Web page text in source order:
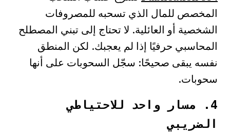
المخصص للمال الذي تسحبه للمصروفات
الشخصية أو العائلية. لا تحتاج إلى تبني المصطلح
المحاسبي حرفيًا إذا لم يعجبك. لكن المنطق
نفسه يبقى صحيحًا: سجّل السحوبات على أنها
سحوبات.
4. مسار واحد للاحتياطي
الضريبي